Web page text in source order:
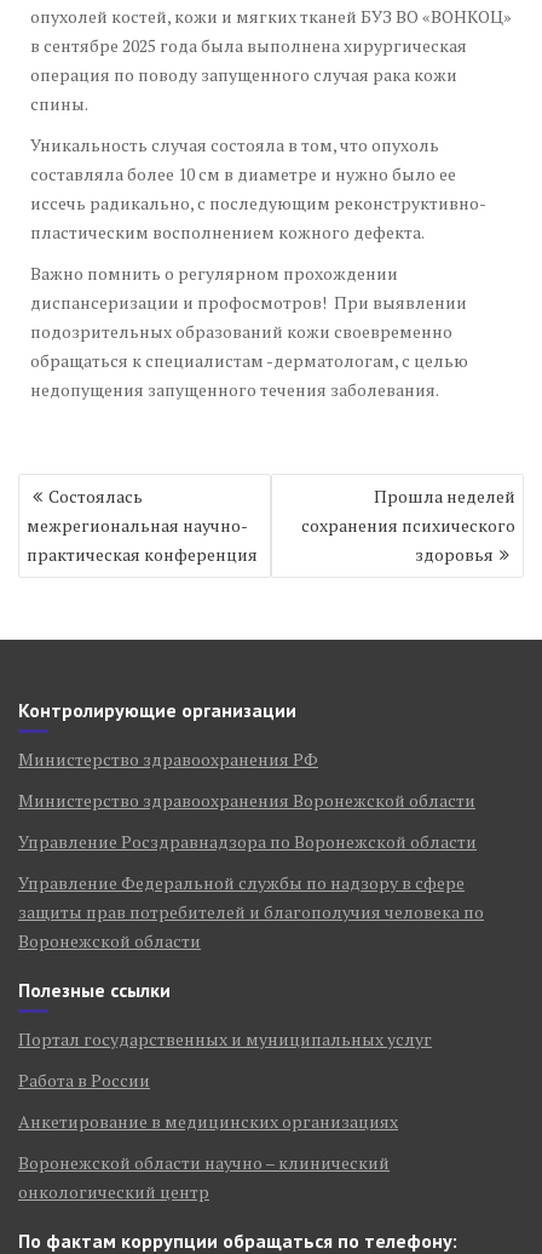
опухолей костей, кожи и мягких тканей БУЗ ВО «ВОНКОЦ»
в сентябре 2025 года была выполнена хирургическая
операция по поводу запущенного случая рака кожи
спины.
Уникальность случая состояла в том, что опухоль
составляла более 10 см в диаметре и нужно было ее
иссечь радикально, с последующим реконструктивно-
пластическим восполнением кожного дефекта.
Важно помнить о регулярном прохождении
диспансеризации и профосмотров! При выявлении
подозрительных образований кожи своевременно
обращаться к специалистам -дерматологам, с целью
недопущения запущенного течения заболевания.
Навигация
по
записям
Состоялась
межрегиональная научно-
практическая конференция
Прошла неделей
сохранения психического
здоровья
Контролирующие организации
Министерство здравоохранения РФ
Министерство здравоохранения Воронежской области
Управление Росздравнадзора по Воронежской области
Управление Федеральной службы по надзору в сфере
защиты прав потребителей и благополучия человека по
Воронежской области
Полезные ссылки
Портал государственных и муниципальных услуг
Работа в России
Анкетирование в медицинских организациях
Воронежской области научно – клинический
онкологический центр
По фактам коррупции обращаться по телефону: